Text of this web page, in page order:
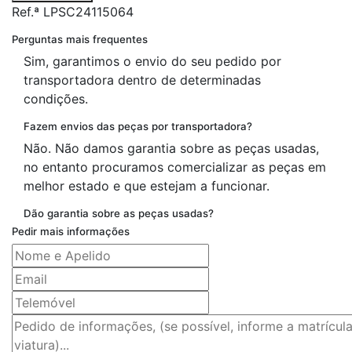
Ref.ª LPSC24115064
Perguntas mais frequentes
Sim, garantimos o envio do seu pedido por
transportadora dentro de determinadas
condições.
Fazem envios das peças por transportadora?
Não. Não damos garantia sobre as peças usadas,
no entanto procuramos comercializar as peças em
melhor estado e que estejam a funcionar.
Dão garantia sobre as peças usadas?
Pedir mais informações